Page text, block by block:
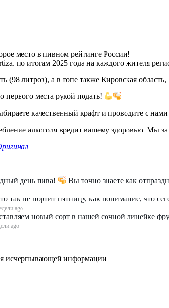
место в пивном рейтинге России!
по итогам 2025 года на каждого жителя
(98 литров), а в топе также Кировская
места рукой подать!
качественный крафт и проводите с
алкоголя вредит вашему здоровью. Мы за
день пива! Вы точно знаете как
так не портит пятницу, как понимание, что
ago
новый сорт в нашей сочной линейке
ago
исчерпывающей информации